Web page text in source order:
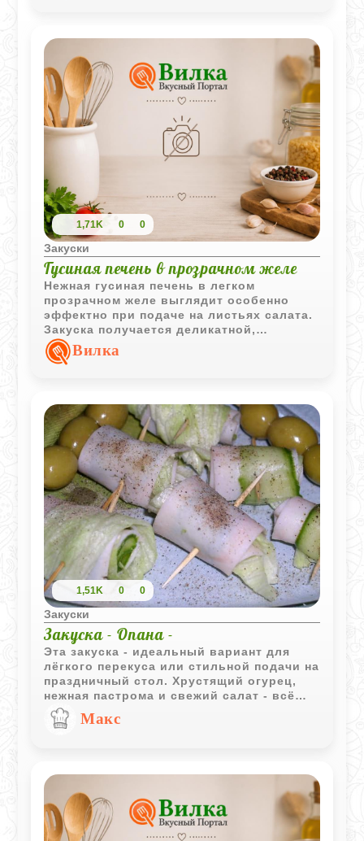
1,71K 0 0
Закуски
Гусиная печень в прозрачном желе
Нежная гусиная печень в легком
прозрачном желе выглядит особенно
эффектно при подаче на листьях салата.
Закуска получается деликатной,
ароматной и хорошо подходит для
праздничного стола в классическом
Вилка
1,51K 0 0
Закуски
Закуска - Опана -
Эта закуска - идеальный вариант для
лёгкого перекуса или стильной подачи на
праздничный стол. Хрустящий огурец,
нежная пастрома и свежий салат - всё
это свёрнуто в аккуратные рулетики,
которые удобно есть руками. А оливки
Макс